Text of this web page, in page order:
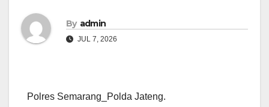
By admin
JUL 7, 2026
Polres Semarang_Polda Jateng.